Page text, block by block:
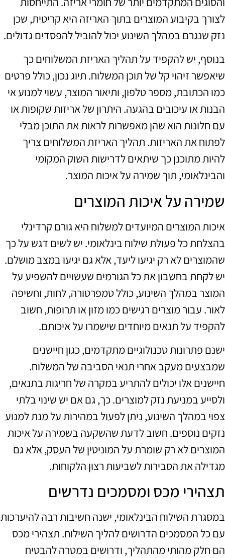
לצורך בקיבוע המוצרים בתוך האריזה היא קריטית, שכן
נזק שנגרם במהלך השינוע יכול להוביל להפסדים גדולים.
בנוסף, יש להקפיד על תהליך האריזת המשלוחים כך
שיאפשר זיהוי קל של תוכן המשלוח. תיוג נכון, כולל פרטים
כמו הכתובת, מספר טלפון, ותיאור המוצר, עשוי למנוע אי
הבנות או עיכובים בהגעה. היתרון של אריזות שקופות או
עם חלונות הוא שהן מאפשרות לראות את התוכן מבלי
לפתוח את האריזות. תהליך האריזת המשלוחים צריך
להיות מתוכנן כך שיתאים לדרישות השוק המקומי
והבינלאומי, תוך שמירה על איכות המוצר.
שמירה על איכות המוצרים
איכות המוצרים המיועדים למשלוח היא גורם קרדינלי
בהצלחת כל פעולת שילוח בינלאומי. יש לשים דגש על כך
שהמוצרים לא רק יגיעו ליעד, אלא גם יגיעו במצב מושלם.
יש לקחת בחשבון את כל הגורמים שעשויים להשפיע על
המוצר במהלך השינוע, כולל טמפרטורה, לחות, וחשיפה
לאור. עבור מוצרים רגישים כמו מזון או תרופות, חשוב
להקפיד על תנאים מיוחדים שישמרו על איכותם.
ישנם פתרונות טכנולוגיים מתקדמים, כגון חיישנים
שמבצעים מעקב אחרי תנאי הסביבה של המשלוח.
חיישנים אלו יכולים להתריע במקרה של חריגות בתנאים,
ולסייע במניעת נזק למוצרים. כך, גם אם יש שינוי בלתי
צפוי במהלך השינוע, ניתן לפעול במהירות על מנת למנוע
נזקים נוספים. חשוב לדעת שהשקעה בשמירה על איכות
המוצרים לא רק שומרת על המוניטין של העסק, אלא גם
מגדילה את הסבירות לשביעות רצון הלקוחות.
תצהירי מכס ומסמכים נדרשים
במסגרת השילוח הבינלאומי, ישנה חשיבות רבה להיערכות
עם כל המסמכים הדרושים להליך השילוח. תצהירי מכס
הם חלק מהותי מהתהליך, ודרושים במטרה להבטיח